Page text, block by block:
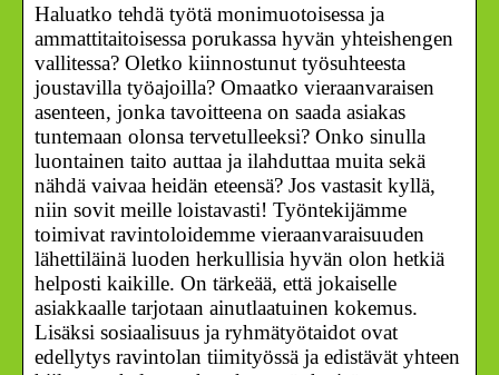
Haluatko tehdä työtä monimuotoisessa ja
ammattitaitoisessa porukassa hyvän yhteishengen
vallitessa? Oletko kiinnostunut työsuhteesta
joustavilla työajoilla? Omaatko vieraanvaraisen
asenteen, jonka tavoitteena on saada asiakas
tuntemaan olonsa tervetulleeksi? Onko sinulla
luontainen taito auttaa ja ilahduttaa muita sekä
nähdä vaivaa heidän eteensä? Jos vastasit kyllä,
niin sovit meille loistavasti! Työntekijämme
toimivat ravintoloidemme vieraanvaraisuuden
lähettiläinä luoden herkullisia hyvän olon hetkiä
helposti kaikille. On tärkeää, että jokaiselle
asiakkaalle tarjotaan ainutlaatuinen kokemus.
Lisäksi sosiaalisuus ja ryhmätyötaidot ovat
edellytys ravintolan tiimityössä ja edistävät yhteen